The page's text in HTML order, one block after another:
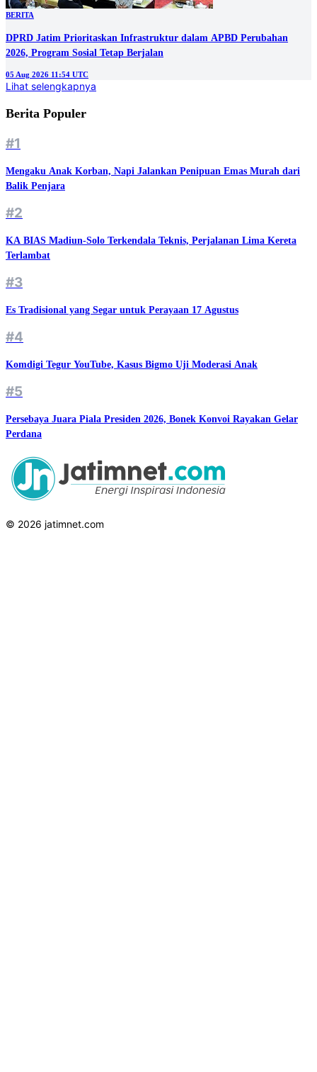
BERITA
DPRD Jatim Prioritaskan Infrastruktur dalam APBD Perubahan
2026, Program Sosial Tetap Berjalan
05 Aug 2026 11:54 UTC
Lihat selengkapnya
Berita Populer
#1
Mengaku Anak Korban, Napi Jalankan Penipuan Emas Murah dari
Balik Penjara
#2
KA BIAS Madiun-Solo Terkendala Teknis, Perjalanan Lima Kereta
Terlambat
#3
Es Tradisional yang Segar untuk Perayaan 17 Agustus
#4
Komdigi Tegur YouTube, Kasus Bigmo Uji Moderasi Anak
#5
Persebaya Juara Piala Presiden 2026, Bonek Konvoi Rayakan Gelar
Perdana
© 2026 jatimnet.com